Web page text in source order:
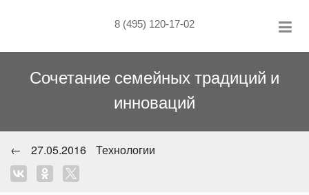
8 (495) 120-17-02
Сочетание семейных традиций и
инноваций
← 27.05.2016 Технологии